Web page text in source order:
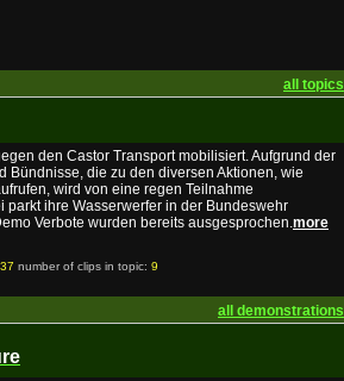
all topics
den Castor Transport mobilisiert. Aufgrund der
Bündnisse, die zu den diversen Aktionen, wie
wird von eine regen Teilnahme
parkt ihre Wasserwerfer in der Bundeswehr
Verbote wurden bereits ausgesprochen.more
number of clips in topic: 9
all demonstrations